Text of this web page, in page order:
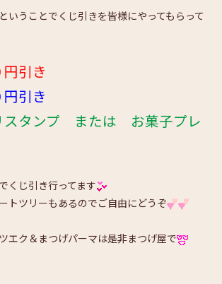
いうことでくじ引きを皆様にやってもらって
引き
引き
タンプ または お菓子プレ
くじ引き行ってます
トツリーもあるのでご自由にどうぞ
エク＆まつげパーマは是非まつげ屋で